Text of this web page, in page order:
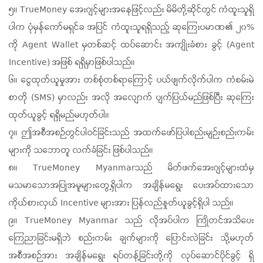
၅။ TrueMoney အေးဂျင့်များအနေဖြင့်လည်း မိမိတို့ဆိုင်တွင် ကံထူးသူရှိ
ပါက ပုံမှန်ကော်မရှင်ခ အပြင် ကံထူးသူရရှိသည့် ဆုကြေးပမာဏ၏ ၂၀%
ကို Agent Wallet မှတစ်ဆင့် ထပ်ဆောင်း အကျိုးခံစား ခွင့် (Agent
Incentive) အဖြစ် ရရှိမှာဖြစ်ပါသည်။
၆။ ငွေထုတ်ယူမှုအား တစ်စုံတစ်ရာကြောင့် ပယ်ဖျက်လိုက်ပါက ကံစမ်းမဲ
စာတို (SMS) မှာလည်း အလို အလျောက် ပျက်ပြယ်မည်ဖြစ်ပြီး ဆုကြေး
ထုတ်ယူခွင့် ရရှိမည်မဟုတ်ပါ။
၇။ ဤအစီအစဉ်တွင်ပါဝင်ခြင်းသည် အထက်ဖော်ပြပါစည်းမျဉ်းစည်းကမ်း
များကို သဘောတူ လက်ခံခြင်း ဖြစ်ပါသည်။
၈။ TrueMoney Myanmarသည် မိတ်ဖက်အေးဂျင့်များထံမှ
မသမာသောအပြုအမူများတွေ့ရှိပါက အချိန်မရွေး ပေးအပ်ထားသော
ကိုယ်စားလှယ် Incentive များအား ပြန်လည်နှုတ်ယူခွင့်ရှိပါ သည်။
၉။ TrueMoney Myanmar သည် လိုအပ်ပါက ကြိုတင်အသိပေး
ကြေညာခြင်းမရှိဘဲ စည်းကမ်း ချက်များကို ပြောင်းလဲခြင်း သို့မဟုတ်
အစီအစဉ်အား အချိန်မရွေး ရပ်တန့်ခြင်းတို့ကို လုပ်ဆောင်ပိုင်ခွင့် ရှိ